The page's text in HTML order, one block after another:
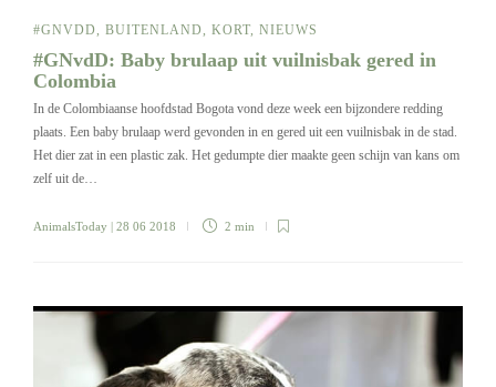
#GNVDD BUITENLAND KORT NIEUWS
#GNvdD: Baby brulaap uit vuilnisbak gered in
Colombia
In de Colombiaanse hoofdstad Bogota vond deze week een bijzondere redding
plaats. Een baby brulaap werd gevonden in en gered uit een vuilnisbak in de stad.
Het dier zat in een plastic zak. Het gedumpte dier maakte geen schijn van kans om
zelf uit de…
AnimalsToday | 28 06 2018 2 min